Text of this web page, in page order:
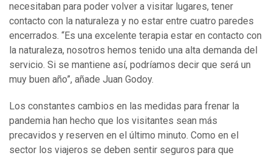
necesitaban para poder volver a visitar lugares, tener
contacto con la naturaleza y no estar entre cuatro paredes
encerrados. “Es una excelente terapia estar en contacto con
la naturaleza, nosotros hemos tenido una alta demanda del
servicio. Si se mantiene así, podríamos decir que será un
muy buen año”, añade Juan Godoy.
Los constantes cambios en las medidas para frenar la
pandemia han hecho que los visitantes sean más
precavidos y reserven en el último minuto. Como en el
sector los viajeros se deben sentir seguros para que